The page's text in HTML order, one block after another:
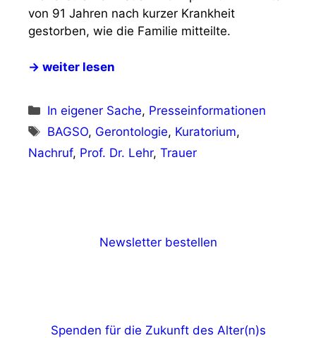
von 91 Jahren nach kurzer Krankheit
gestorben, wie die Familie mitteilte.
→ weiter lesen
Kategorien
In eigener Sache, Presseinformationen
Schlagwörter
BAGSO, Gerontologie, Kuratorium,
Nachruf, Prof. Dr. Lehr, Trauer
Newsletter bestellen
Spenden für die Zukunft des Alter(n)s